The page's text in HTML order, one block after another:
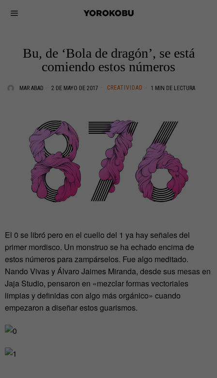
Bu, de ‘Bola de dragón’, se está
comiendo estos números
MAR ABAD 2 DE MAYO DE 2017 CREATIVIDAD 1 MIN DE LECTURA
El 0 se libró pero en el cuello del 1 ya hay señales del
primer mordisco. Un monstruo se ha echado encima de
estos números para zampárselos. Fue algo meditado.
Nando Vivas y Álvaro Jaimes Miranda, desde sus mesas en
Jaja Studio, pensaron en «mezclar formas vectoriales
limpias y definidas con algo más orgánico» cuando
empezaron a diseñar estos guarismos.